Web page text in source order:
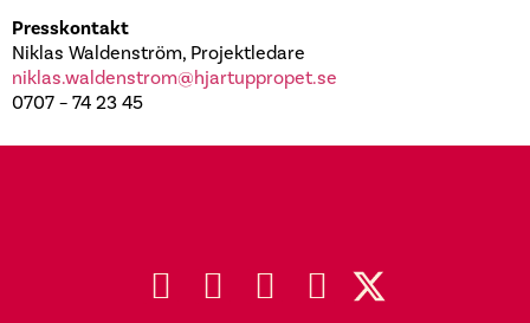
Presskontakt
Niklas Waldenström, Projektledare
niklas.waldenstrom@hjartuppropet.se
0707 – 74 23 45